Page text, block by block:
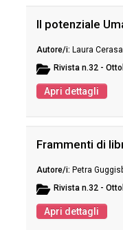
Il potenziale
Laura
Rivista n.32 -
Apri dettagli
Frammenti di
Petra
Rivista n.32 -
Apri dettagli